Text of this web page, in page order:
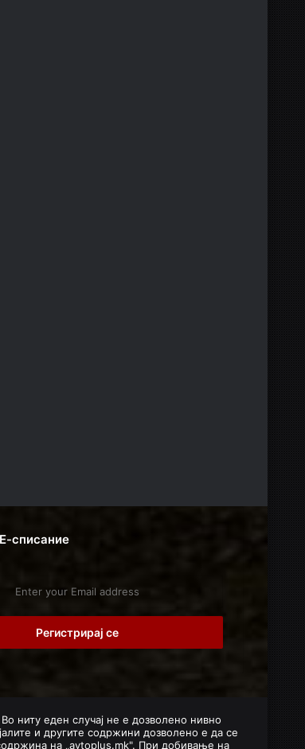
списание
ниту еден случај не е дозволено нивно
и другите содржини дозволено е да се
на „avtoplus.mk". При добивање на